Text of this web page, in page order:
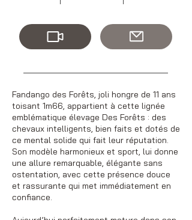
Fandango des Forêts, joli hongre de 11 ans
toisant 1m66, appartient à cette lignée
emblématique élevage Des Forêts : des
chevaux intelligents, bien faits et dotés de
ce mental solide qui fait leur réputation.
Son modèle harmonieux et sport, lui donne
une allure remarquable, élégante sans
ostentation, avec cette présence douce
et rassurante qui met immédiatement en
confiance.